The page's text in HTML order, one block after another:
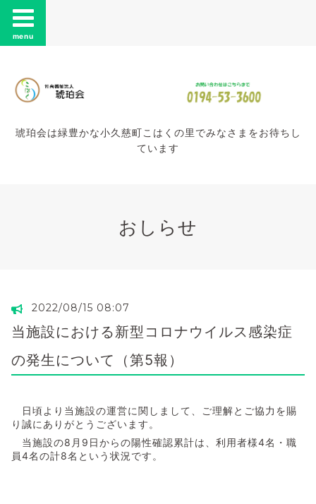
menu
琥珀会は緑豊かな小久慈町こはくの里でみなさまをお待ちし
ています
おしらせ
2022/08/15 08:07
当施設における新型コロナウイルス感染症
の発生について（第5報）
日頃より当施設の運営に関しまして、ご理解とご協力を賜
り誠にありがとうございます。
当施設の8月9日からの陽性確認累計は、利用者様4名・職
員4名の計8名という状況です。